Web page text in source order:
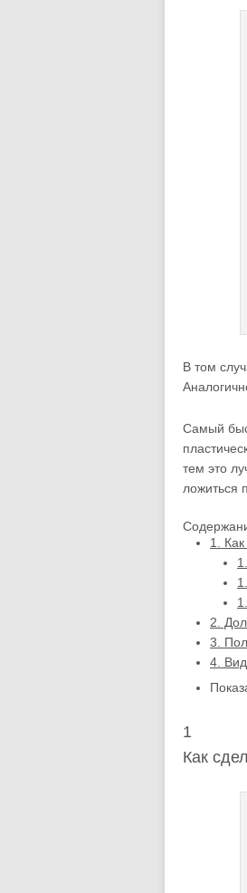
В том
Самый
тем это
ложиться
1.
2.
3.
4.
1
Как